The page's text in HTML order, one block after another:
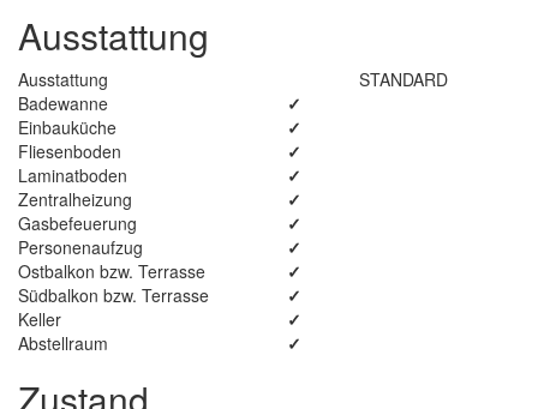
Ausstattung
Ausstattung
STANDARD
Badewanne
✓
Einbauküche
✓
Fliesenboden
✓
Laminatboden
✓
Zentralheizung
✓
Gasbefeuerung
✓
Personenaufzug
✓
Ostbalkon bzw. Terrasse
✓
Südbalkon bzw. Terrasse
✓
Keller
✓
Abstellraum
✓